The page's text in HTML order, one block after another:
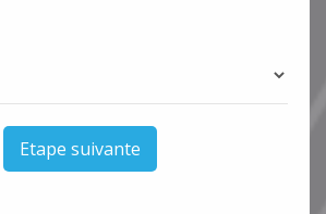
Etape suivante